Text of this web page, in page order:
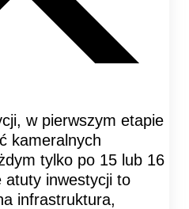
w pierwszym etapie
kameralnych
tylko po 15 lub 16
atuty inwestycji to
infrastruktura,